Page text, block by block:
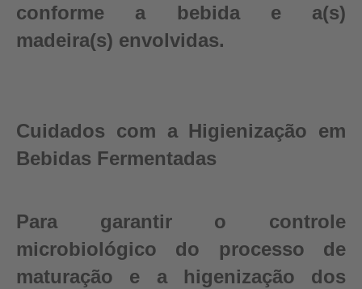
conforme a bebida e a(s)
madeira(s) envolvidas.
Cuidados com a Higienização em
Bebidas Fermentadas
Para garantir o controle
microbiológico do processo de
maturação e a higenização dos